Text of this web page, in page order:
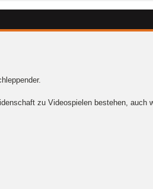
zu Videospielen bestehen, auch